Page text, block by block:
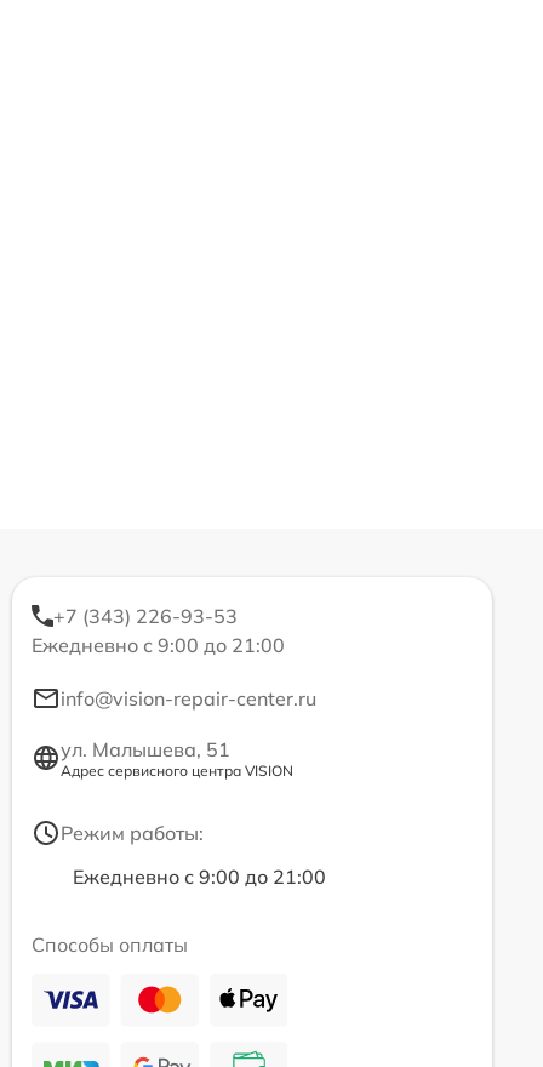
+7 (343) 226-93-53
Ежедневно с 9:00 до 21:00
info@vision-repair-center.ru
ул. Малышева, 51
Адрес сервисного центра VISION
Режим работы:
Ежедневно с 9:00 до 21:00
Способы оплаты